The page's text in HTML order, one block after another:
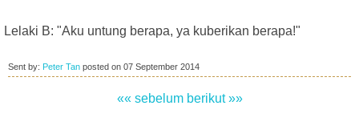
Lelaki B: "Aku untung berapa, ya kuberikan berapa!"
Sent by: Peter Tan posted on 07 September 2014
«« sebelum berikut »»